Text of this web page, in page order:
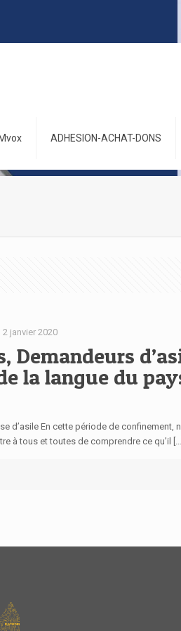
ADHESION-ACHAT-DONS
2 janvier 2020
Demandeurs
la langue du
d’asile En cette période de confinement,
à tous et toutes de comprendre ce qu’il […]